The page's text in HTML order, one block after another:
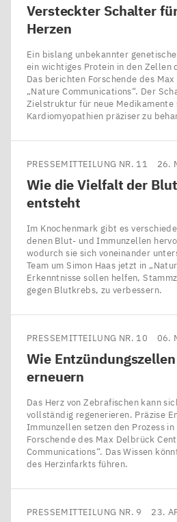
Versteckter Schalter
Herzen
Ein bislang unbekannter
ein wichtiges Protein in den Zellen
Das berichten Forschende des
„Nature Communications“. Der
Zielstruktur für neue Medikamente
Kardiomyopathien präziser zu
PRESSEMITTEILUNG NR. 11 26.
Wie die Vielfalt der
entsteht
Im Knochenmark gibt es
denen Blut- und Immunzellen
wodurch sie sich voneinander
Team um Simon Haas jetzt in
Erkenntnisse sollen helfen,
gegen Blutkrebs, zu verbessern.
PRESSEMITTEILUNG NR. 10 06.
Wie
erneuern
Das Herz von Zebrafischen kann
vollständig regenerieren. Präzise
Immunzellen setzen den Prozess
Forschende des Max Delbrück
Communications“. Das Wissen
des Herzinfarkts führen.
PRESSEMITTEILUNG NR. 9 23.